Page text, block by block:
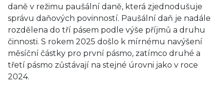
daně v režimu paušální daně, která zjednodušuje
správu daňových povinností. Paušální daň je nadále
rozdělena do tří pásem podle výše příjmů a druhu
činnosti. S rokem 2025 došlo k mírnému navýšení
měsíční částky pro první pásmo, zatímco druhé a
třetí pásmo zůstávají na stejné úrovni jako v roce
2024.